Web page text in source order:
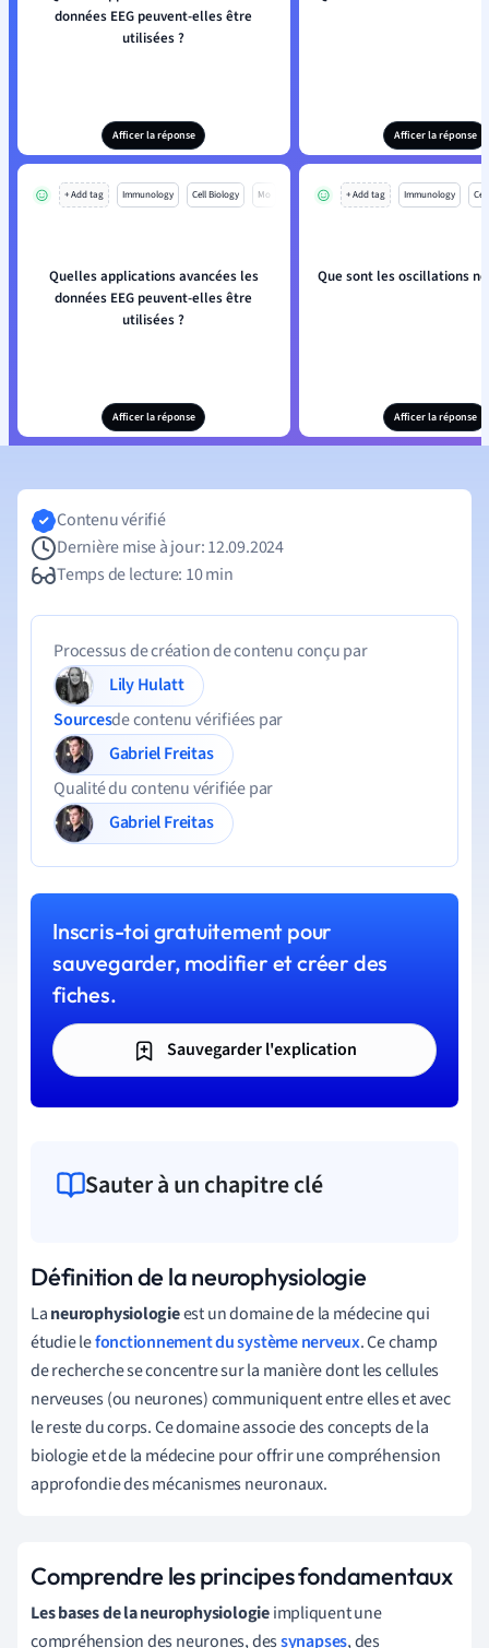
données EEG peuvent-elles être
utilisées ?
Afficer la réponse Afficer la réponse
+ Add tag Immunology Cell Biology Mo
Quelles applications avancées les
données EEG peuvent-elles être
utilisées ?
Afficer la réponse
+ Add tag Immunology
Que sont les oscillations
Afficer la réponse
Contenu vérifié
Dernière mise à jour: 12.09.2024
Temps de lecture: 10 min
Processus de création de contenu conçu par
Lily Hulatt
Sourcesde contenu vérifiées par
Gabriel Freitas
Qualité du contenu vérifiée par
Gabriel Freitas
Inscris-toi gratuitement pour
sauvegarder, modifier et créer des
fiches.
Sauvegarder l'explication
Sauter à un chapitre clé
Définition de la neurophysiologie
Laneurophysiologieest un domaine de la médecine qui
étudie lefonctionnement du système nerveux. Ce champ
de recherche se concentre sur la manière dont les cellules
nerveuses (ou neurones) communiquent entre elles et avec
le reste du corps. Ce domaine associe des concepts de la
biologie et de la médecine pour offrir une compréhension
approfondie des mécanismes neuronaux.
Comprendre les principes fondamentaux
Les bases de la neurophysiologieimpliquent une
compréhension des neurones, dessynapses, des